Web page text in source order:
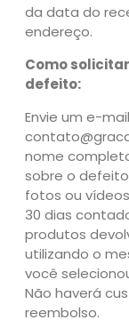
da data do
endereço.
Como
defeito:
Envie um e-
nome
sobre o
fotos ou
30 dias
produtos
utilizando o
você
Não haverá
reembolso.